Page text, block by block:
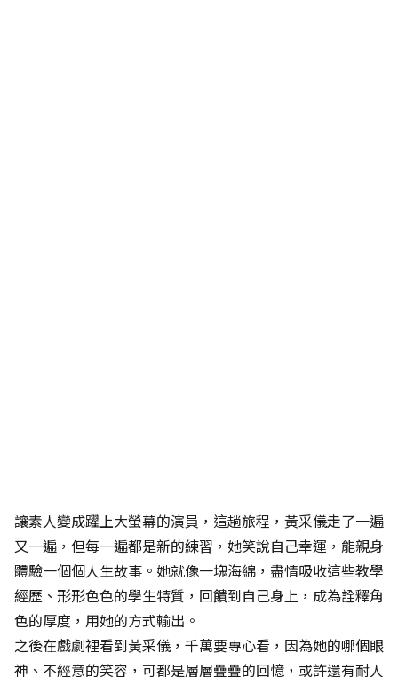
讓素人變成躍上大螢幕的演員，這趟旅程，黃采儀走了一遍
又一遍，但每一遍都是新的練習，她笑說自己幸運，能親身
體驗一個個人生故事。她就像一塊海綿，盡情吸收這些教學
經歷、形形色色的學生特質，回饋到自己身上，成為詮釋角
色的厚度，用她的方式輸出。
之後在戲劇裡看到黃采儀，千萬要專心看，因為她的哪個眼
神、不經意的笑容，可都是層層疊疊的回憶，或許還有耐人